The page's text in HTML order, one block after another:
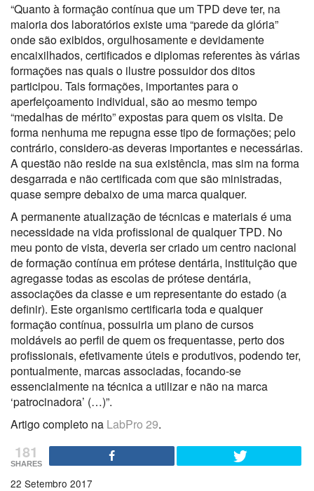
“Quanto à formação contínua que um TPD deve ter, na
maioria dos laboratórios existe uma “parede da glória”
onde são exibidos, orgulhosamente e devidamente
encaixilhados, certificados e diplomas referentes às várias
formações nas quais o ilustre possuidor dos ditos
participou. Tais formações, importantes para o
aperfeiçoamento individual, são ao mesmo tempo
“medalhas de mérito” expostas para quem os visita. De
forma nenhuma me repugna esse tipo de formações; pelo
contrário, considero-as deveras importantes e necessárias.
A questão não reside na sua existência, mas sim na forma
desgarrada e não certificada com que são ministradas,
quase sempre debaixo de uma marca qualquer.
A permanente atualização de técnicas e materiais é uma
necessidade na vida profissional de qualquer TPD. No
meu ponto de vista, deveria ser criado um centro nacional
de formação contínua em prótese dentária, instituição que
agregasse todas as escolas de prótese dentária,
associações da classe e um representante do estado (a
definir). Este organismo certificaria toda e qualquer
formação contínua, possuiria um plano de cursos
moldáveis ao perfil de quem os frequentasse, perto dos
profissionais, efetivamente úteis e produtivos, podendo ter,
pontualmente, marcas associadas, focando-se
essencialmente na técnica a utilizar e não na marca
‘patrocinadora’ (…)”.
Artigo completo na LabPro 29.
181
SHARES
22 Setembro 2017